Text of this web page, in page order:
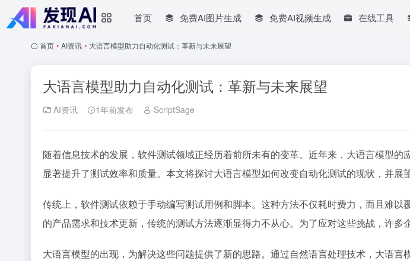
首页 免费AI图片生成 免费AI视频生成 在线工具
首页 • AI资讯 • 大语言模型助力自动化测试：革新与未来展望
大语言模型助力自动化测试：革新与未来展望
AI资讯 1年前发布 ScriptSage
随着信息技术的发展，软件测试领域正经历着前所未有的变革。近年来，大语言模型的
显著提升了测试效率和质量。本文将探讨大语言模型如何改变自动化测试的现状，并展
传统上，软件测试依赖于手动编写测试用例和脚本。这种方法不仅耗时费力，而且难以
的产品需求和技术更新，传统的测试方法逐渐显得力不从心。为了应对这些挑战，许多
大语言模型的出现，为解决这些问题提供了新的思路。通过自然语言处理技术，大语言